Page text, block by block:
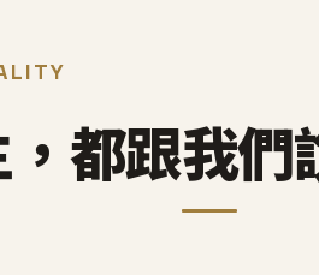
都跟我們